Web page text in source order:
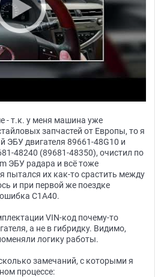
- т.к. у меня машина уже
запчастей от Европы, то я
ЭБУ двигателя 89661-48G10 и
48240 (89681-48350), очистил по
ЭБУ радара и всё тоже
пытался их как-то срастить между
и при первой же поездке
C1A40.
VIN-код почему-то
а не в гибридку. Видимо,
логику работы.
замечаний, с которыми я
процессе: